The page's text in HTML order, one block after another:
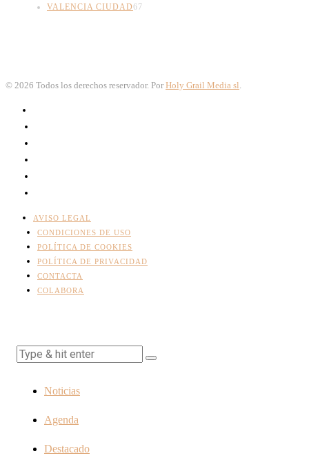
VALENCIA CIUDAD67
© 2026 Todos los derechos reservador. Por Holy Grail Media sl
AVISO LEGAL
CONDICIONES DE USO
POLÍTICA DE COOKIES
POLÍTICA DE PRIVACIDAD
CONTACTA
COLABORA
Noticias
Agenda
Destacado